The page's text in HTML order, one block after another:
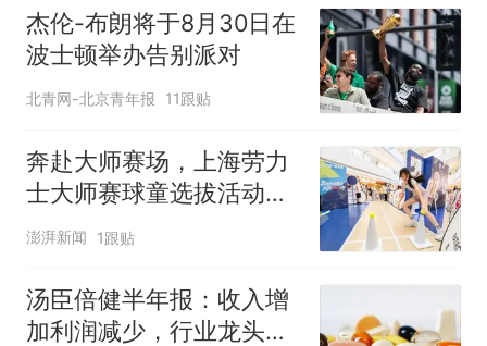
杰伦-布朗将于8月30日在
波士顿举办告别派对
北青网-北京青年报 11跟贴
奔赴大师赛场，上海劳力
士大师赛球童选拔活动启
动
澎湃新闻 1跟贴
汤臣倍健半年报：收入增
加利润减少，行业龙头的